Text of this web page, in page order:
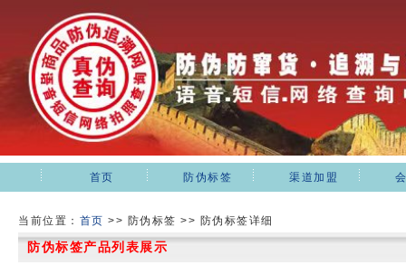
首页 防伪标签 渠道加盟
当前位置： 首页 >> 防伪标签 >> 防伪标签详细
防伪标签产品列表展示